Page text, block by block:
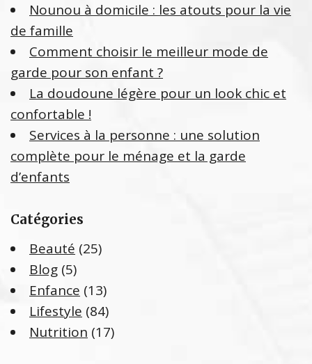
r
Nounou à domicile : les atouts pour la vie
de famille
Comment choisir le meilleur mode de
garde pour son enfant ?
La doudoune légère pour un look chic et
confortable !
Services à la personne : une solution
complète pour le ménage et la garde
d’enfants
Catégories
Beauté (25)
Blog (5)
Enfance (13)
Lifestyle (84)
Nutrition (17)